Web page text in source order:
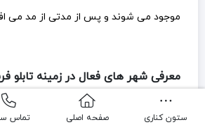
موجود می شوند و پس از مدتی از مد می
معرفی شهر های فعال در زمینه تابلو
تابلو فرش سردرودستون کناری صفحه اصلی تماس